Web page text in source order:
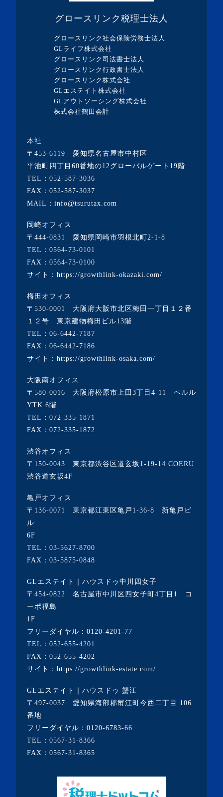
・2023年9月(5記事)
・2023年8月(13記事)
・2023年7月(9記事)
・2023年6月(1記事)
・2023年5月(3記事)
・2023年4月(4記事)
・2023年2月(2記事)
・2023年1月(1記事)
・2022年12月(2記事)
・2022年9月(1記事)
・2022年8月(1記事)
・2022年7月(2記事)
・2022年5月(1記事)
・2022年4月(2記事)
・2022年3月(3記事)
・2021年12月(2記事)
・2021年11月(7記事)
・2021年10月(3記事)
・2021年8月(6記事)
・2021年7月(3記事)
・2021年5月(2記事)
・2021年4月(4記事)
・2021年2月(3記事)
・2021年1月(3記事)
・2020年12月(7記事)
・2020年11月(5記事)
・2020年10月(3記事)
・2020年9月(8記事)
・2020年8月(5記事)
・2020年6月(9記事)
・2020年5月(5記事)
・2020年4月(3記事)
・2020年3月(7記事)
・2020年1月(3記事)
グロースリンク税理士法人
グロースリンク社会保険労務士法人
GLライフ株式会社
グロースリンク司法書士法人
グロースリンク行政書士法人
グロースリンク株式会社
GLエステイト株式会社
GLアウトソーシング株式会社
株式会社鶴田会計
本社
〒453-6119 愛知県名古屋市中村区
平池町四丁目60番地の12グローバルゲート19階
TEL： 052-587-3036
FAX：052-587-3037
MAIL：info@tsurutax.com
岡崎オフィス
〒444-0831 愛知県岡崎市羽根北町2-1-8
TEL： 0564-73-0101
FAX：0564-73-0100
サイト： https://growthlink-okazaki.com/
梅田オフィス
〒530-0001 大阪府大阪市北区梅田一丁目１２番
１２号 東京建物梅田ビル13階
TEL： 06-6442-7187
FAX：06-6442-7186
サイト： https://growthlink-osaka.com/
大阪南オフィス
〒580-0016 大阪府松原市上田3丁目4-11 ペルル
YTK 6階
TEL： 072-335-1871
FAX：072-335-1872
渋谷オフィス
〒150-0043 東京都渋谷区道玄坂1-19-14 COERU
渋谷道玄坂4F
亀戸オフィス
〒136-0071 東京都江東区亀戸1-36-8 新亀戸ビ
ル
6F
TEL： 03-5627-8700
FAX：03-5875-0848
GLエステイト｜ハウスドゥ中川四女子
〒454-0822 名古屋市中川区四女子町4丁目1 コ
ーポ福島
1F
フリーダイヤル： 0120-4201-77
TEL： 052-655-4201
FAX：052-655-4202
サイト： https://growthlink-estate.com/
GLエステイト｜ハウスドゥ 蟹江
〒497-0037 愛知県海部郡蟹江町今西二丁目 106
番地
フリーダイヤル： 0120-6783-66
TEL： 0567-31-8366
FAX：0567-31-8365